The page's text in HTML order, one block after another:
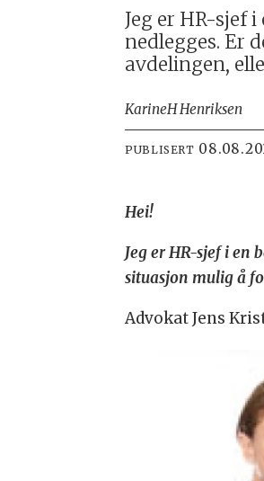
Jeg er HR-sjef
nedlegges. Er
avdelingen,
KarineH Henriksen
PUBLISERT
Hei!
Jeg er HR-sjef i en
situasjon mulig å
Advokat Jens